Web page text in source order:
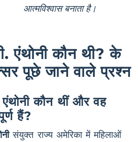
आत्मविश्वास बनाता है।
एंथोनी कौन थी? के
पूछे जाने वाले प्रश्न
कौन थीं और वह
हैं?
संयुक्त राज्य अमेरिका में महिलाओं